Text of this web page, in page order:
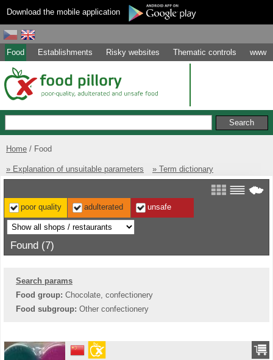
Download the mobile application
Food Establishments Risky websites Thematic controls www
Home Food
» Explanation of unsuitable parameters » Term dictionary
poor quality adulterated unsafe
Found (7)
Search params
Food group: Chocolate, confectionery
Food subgroup: Other confectionery